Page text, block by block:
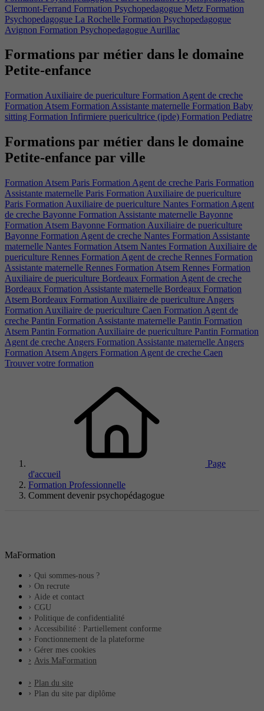
Clermont-Ferrand Formation Psychopedagogue Metz Formation
Psychopedagogue La Rochelle Formation Psychopedagogue
Avignon Formation Psychopedagogue Aurillac
Formations par métier dans le domaine
Petite-enfance
Formation Auxiliaire de puericulture Formation Agent de creche
Formation Atsem Formation Assistante maternelle Formation Baby
sitting Formation Infirmiere puericultrice (ipde) Formation Pediatre
Formations par métier dans le domaine
Petite-enfance par ville​
Formation Atsem Paris Formation Agent de creche Paris Formation
Assistante maternelle Paris Formation Auxiliaire de puericulture
Paris Formation Auxiliaire de puericulture Nantes Formation Agent
de creche Bayonne Formation Assistante maternelle Bayonne
Formation Atsem Bayonne Formation Auxiliaire de puericulture
Bayonne Formation Agent de creche Nantes Formation Assistante
maternelle Nantes Formation Atsem Nantes Formation Auxiliaire de
puericulture Rennes Formation Agent de creche Rennes Formation
Assistante maternelle Rennes Formation Atsem Rennes Formation
Auxiliaire de puericulture Bordeaux Formation Agent de creche
Bordeaux Formation Assistante maternelle Bordeaux Formation
Atsem Bordeaux Formation Auxiliaire de puericulture Angers
Formation Auxiliaire de puericulture Caen Formation Agent de
creche Pantin Formation Assistante maternelle Pantin Formation
Atsem Pantin Formation Auxiliaire de puericulture Pantin Formation
Agent de creche Angers Formation Assistante maternelle Angers
Formation Atsem Angers Formation Agent de creche Caen
Trouver votre formation
Page
d'accueil
Formation Professionnelle
Comment devenir psychopédagogue
MaFormation
Qui sommes-nous ?
On recrute
Aide et contact
CGU
Politique de confidentialité
Accessibilité : Partiellement conforme
Fonctionnement de la plateforme
Gérer mes cookies
Avis MaFormation
Plan du site
Plan du site par diplôme